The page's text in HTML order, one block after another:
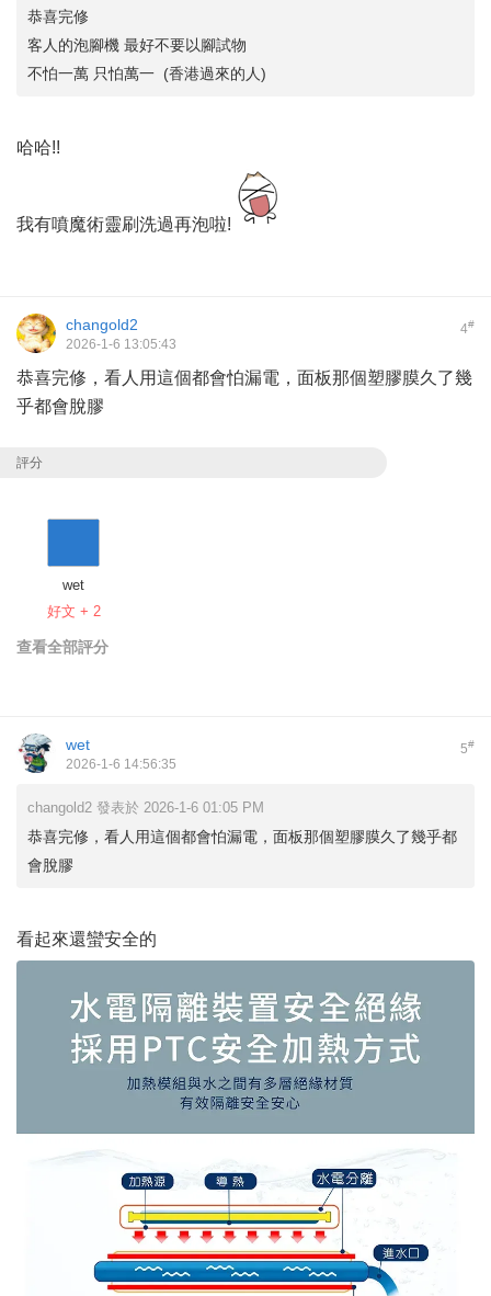
恭喜完修
客人的泡腳機 最好不要以腳試物
不怕一萬 只怕萬一 (香港過來的人)
哈哈!!
我有噴魔術靈刷洗過再泡啦!
4#
changold2
2026-1-6 13:05:43
恭喜完修，看人用這個都會怕漏電，面板那個塑膠膜久了幾
乎都會脫膠
評分
wet
好文 + 2
查看全部評分
5#
wet
2026-1-6 14:56:35
changold2 發表於 2026-1-6 01:05 PM
恭喜完修，看人用這個都會怕漏電，面板那個塑膠膜久了幾乎都
會脫膠
看起來還蠻安全的